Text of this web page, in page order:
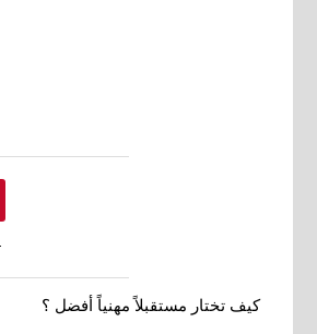
كيف تختار مستقبلاً مهنياً أفضل ؟